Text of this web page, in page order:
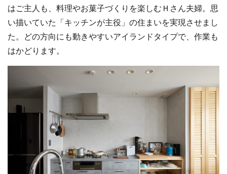
はご主人も、料理やお菓子づくりを楽しむＨさん夫婦。思
い描いていた「キッチンが主役」の住まいを実現させまし
た。どの方向にも動きやすいアイランドタイプで、作業も
はかどります。